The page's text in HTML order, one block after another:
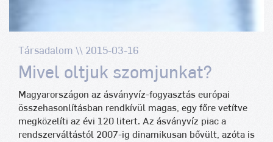
Társadalom \\ 2015-03-16
Mivel oltjuk szomjunkat?
Magyarországon az ásványvíz-fogyasztás európai
összehasonlításban rendkívül magas, egy főre vetítve
megközelíti az évi 120 litert. Az ásványvíz piac a
rendszerváltástól 2007-ig dinamikusan bővült, azóta is